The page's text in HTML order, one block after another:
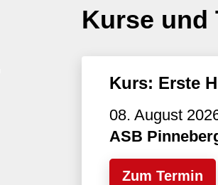
Kurse und
Kurs: Erste
08. August
ASB
Zum Termin